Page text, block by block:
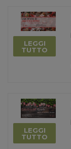
LEGGI
TUTTO
LEGGI
TUTTO